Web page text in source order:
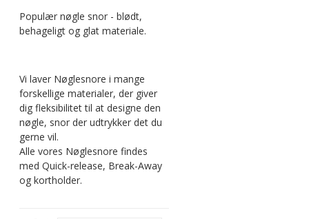
Populær nøgle snor - blødt,
behageligt og glat materiale.
Vi laver Nøglesnore i mange
forskellige materialer, der giver
dig fleksibilitet til at designe den
nøgle, snor der udtrykker det du
gerne vil.
Alle vores Nøglesnore findes
med Quick-release, Break-Away
og kortholder.